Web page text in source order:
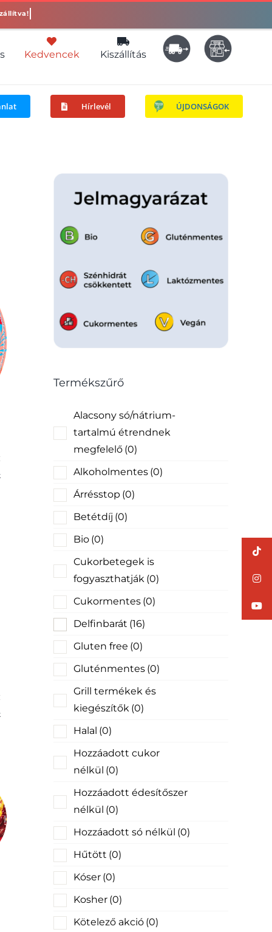
Kedvencek Kiszállítás
Hírlevél ÚJDONSÁGOK
Termékszűrő
Alacsony só/nátrium-
tartalmú étrendnek
megfelelő (0)
Alkoholmentes (0)
Árrésstop (0)
Betétdíj (0)
Bio (0)
Cukorbetegek is
fogyaszthatják (0)
Cukormentes (0)
Delfinbarát (16)
Gluten free (0)
Gluténmentes (0)
Grill termékek és
kiegészítők (0)
Halal (0)
Hozzáadott cukor
nélkül (0)
Hozzáadott édesítőszer
nélkül (0)
Hozzáadott só nélkül (0)
Hűtött (0)
Kóser (0)
Kosher (0)
Kötelező akció (0)